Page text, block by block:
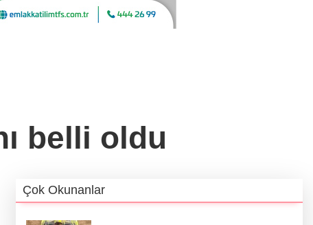
belli oldu
Çok Okunanlar